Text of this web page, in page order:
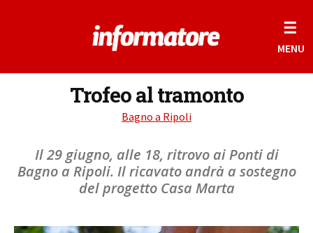
☰
MENU
Trofeo al tramonto
Bagno a Ripoli
Il 29 giugno, alle 18, ritrovo ai Ponti di
Bagno a Ripoli. Il ricavato andrà a sostegno
del progetto Casa Marta